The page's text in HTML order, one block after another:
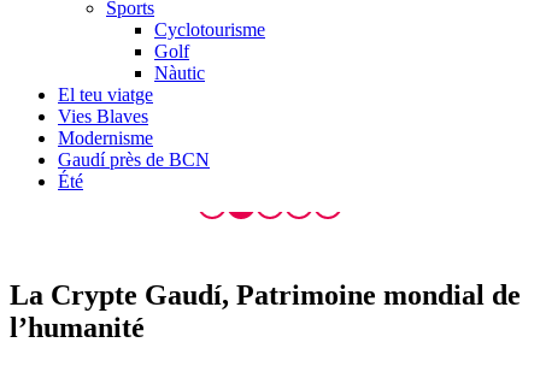
Sports
Cyclotourisme
Golf
Nàutic
El teu viatge
Vies Blaves
Modernisme
Gaudí près de BCN
Été
La Crypte Gaudí, Patrimoine mondial de
l’humanité